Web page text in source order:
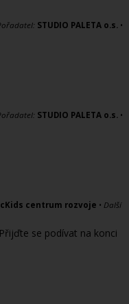
STUDIO PALETA o.s. •
STUDIO PALETA o.s. •
centrum rozvoje • Další
se podívat na konci